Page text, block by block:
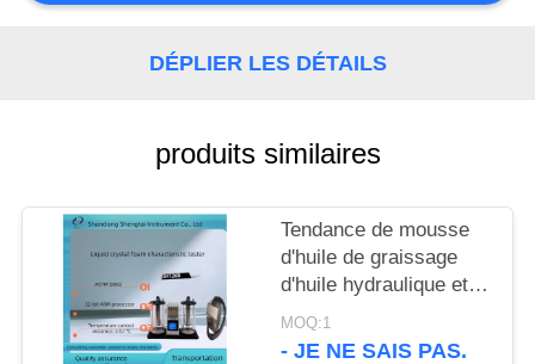
PRIVACY
POLICY
DÉPLIER LES DÉTAILS
produits similaires
Tendance de mousse
d'huile de graissage
d'huile hydraulique et
appareil de contrôle
ASTM D892 de stabilité
MOQ:1
- JE NE SAIS PAS.